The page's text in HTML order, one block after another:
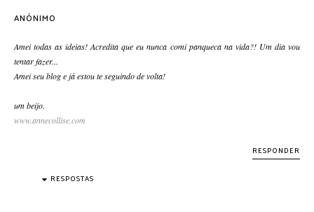
ANÓNIMO
Amei todas as ideias! Acredita que eu nunca comi panqueca na vida?! Um dia vou
tentar fazer...
Amei seu blog e já estou te seguindo de volta!
um beijo.
www.annecollise.com
RESPONDER
RESPOSTAS